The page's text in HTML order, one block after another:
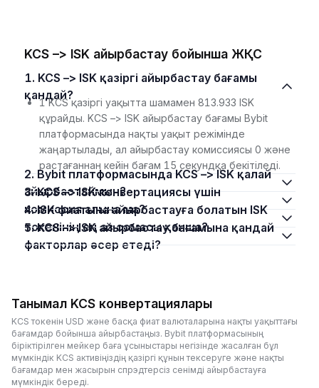
KCS –> ISK айырбастау бойынша ЖҚС
1. KCS –> ISK қазіргі айырбастау бағамы
қандай?
1 KCS қазіргі уақытта шамамен 813.933 ISK
құрайды. KCS –> ISK айырбастау бағамы Bybit
платформасында нақты уақыт режімінде
жаңартылады, ал айырбастау комиссиясы 0 және
растағаннан кейін бағам 15 секундқа бекітіледі.
2. Bybit платформасында KCS –> ISK қалай
айырбастаймын?
3. KCS –> ISK конвертациясы үшін
комиссия алына ма?
4. ISK фиатына айырбастауға болатын ISK
токенінің ең аз сомасы қанша?
5. KCS –> ISK айырбастау бағамына қандай
факторлар әсер етеді?
Танымал KCS конвертациялары
KCS токенін USD және басқа фиат валюталарына нақты уақыттағы
бағамдар бойынша айырбастаңыз. Bybit платформасының
біріктірілген мейкер баға ұсыныстары негізінде жасалған бұл
мүмкіндік KCS активіңіздің қазіргі құнын тексеруге және нақты
бағамдар мен жасырын спрэдтерсіз сенімді айырбастауға
мүмкіндік береді.